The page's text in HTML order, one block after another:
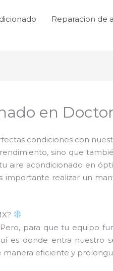
Reparacion de
en
condiciones con
sino que
aire acondicionado en
realizar un
Pero, para que tu equipo
es donde entra nuestro
eficiente y